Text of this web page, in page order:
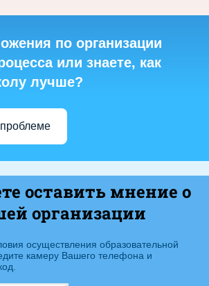
по организации
или знаете, как
лучше?
оставить мнение о
организации
осуществления образовательной
камеру Вашего телефона и